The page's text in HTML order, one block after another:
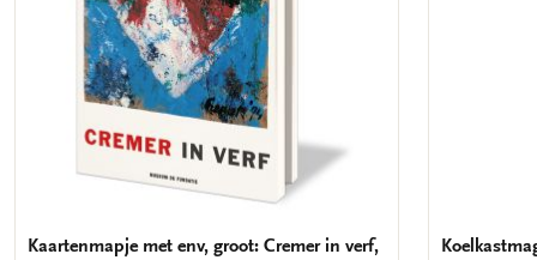
Kaartenmapje met env, groot: Cremer in verf,